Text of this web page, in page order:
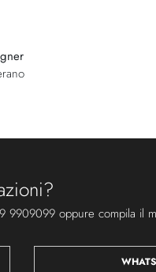
9909099 oppure compila il